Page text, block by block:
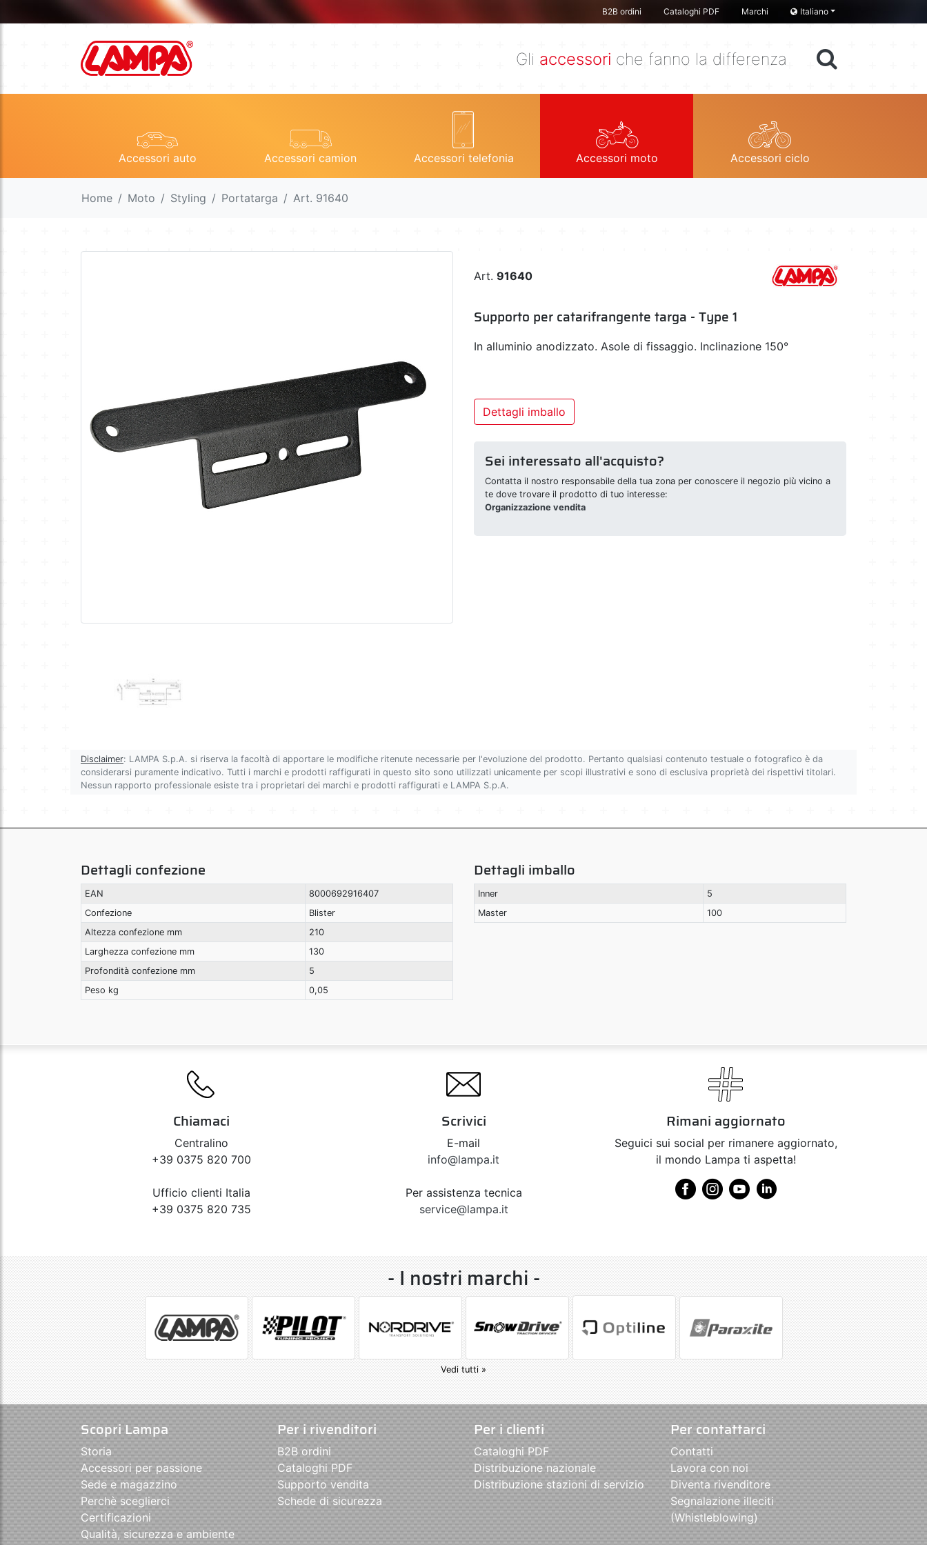
B2B ordini Cataloghi PDF Marchi Italiano
Gli accessori che fanno la differenza
Accessori auto Accessori camion Accessori telefonia Accessori moto Accessori ciclo
Home Moto Styling Portatarga Art. 91640
Art. 91640
Supporto per catarifrangente targa - Type 1
In alluminio anodizzato. Asole di fissaggio. Inclinazione 150°
Dettagli imballo
Sei interessato all'acquisto?
Contatta il nostro responsabile della tua zona per conoscere il negozio più vicino a
te dove trovare il prodotto di tuo interesse:
Organizzazione vendita
Disclaimer: LAMPA S.p.A. si riserva la facoltà di apportare le modifiche ritenute necessarie per l'evoluzione del prodotto. Pertanto qualsiasi contenuto testuale o fotografico è da
considerarsi puramente indicativo. Tutti i marchi e prodotti raffigurati in questo sito sono utilizzati unicamente per scopi illustrativi e sono di esclusiva proprietà dei rispettivi titolari.
Nessun rapporto professionale esiste tra i proprietari dei marchi e prodotti raffigurati e LAMPA S.p.A.
Dettagli confezione
EAN
8000692916407
Confezione
Blister
Altezza confezione mm
210
Larghezza confezione mm
130
Profondità confezione mm
5
Peso kg
0,05
Dettagli imballo
Inner
5
Master
100
Chiamaci
Centralino
+39 0375 820 700
Ufficio clienti Italia
+39 0375 820 735
Scrivici
E-mail
info@lampa.it
Per assistenza tecnica
service@lampa.it
Rimani aggiornato
Seguici sui social per rimanere aggiornato,
il mondo Lampa ti aspetta!
- I nostri marchi -
Vedi tutti »
Scopri Lampa
Storia
Accessori per passione
Sede e magazzino
Perchè sceglierci
Certificazioni
Qualità, sicurezza e ambiente
Per i rivenditori
B2B ordini
Cataloghi PDF
Supporto vendita
Schede di sicurezza
Per i clienti
Cataloghi PDF
Distribuzione nazionale
Distribuzione stazioni di servizio
Per contattarci
Contatti
Lavora con noi
Diventa rivenditore
Segnalazione illeciti
(Whistleblowing)